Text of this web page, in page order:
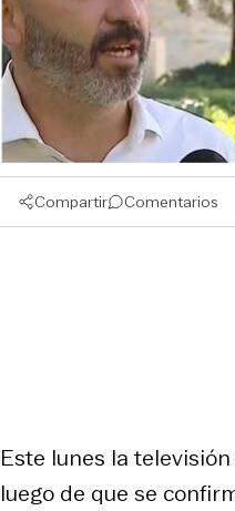
Compartir Comentarios
Este lunes la
luego de que se